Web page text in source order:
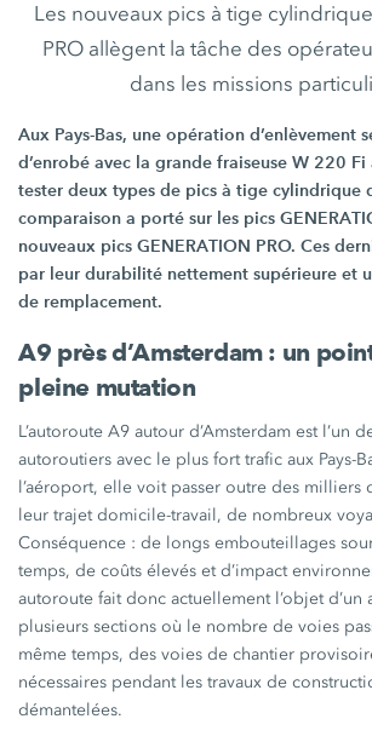
Les nouveaux pics à tige
PRO allègent la tâche des
dans les missions
Aux Pays-Bas, une opération d’enlèvement
d’enrobé avec la grande fraiseuseW 220 Fi
tester deux types de pics à tige cylindrique
comparaison a porté sur les pics
nouveaux picsGENERATION PRO. Ces
par leur durabilité nettement supérieure et
de remplacement.
A9 prèsd’Amsterdam : un
pleine mutation
L’autoroute A9 autour d’Amsterdam est l’un
autoroutiers avec le plus fort trafic aux Pays-
l’aéroport, elle voit passer outre des milliers
leur trajet domicile-travail, de nombreux
Conséquence : de longs embouteillages
temps, de coûts élevés et d’impact
autoroute fait donc actuellement l’objet d’un
plusieurs sections où le nombre de voies
même temps, des voies de chantier
nécessaires pendant les travaux de
démantelées.